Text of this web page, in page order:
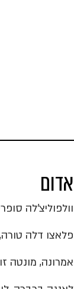
אדום
וולפוליצ'לה
פלאצו דלה טורה,
אמרונה, מונטה זובו,